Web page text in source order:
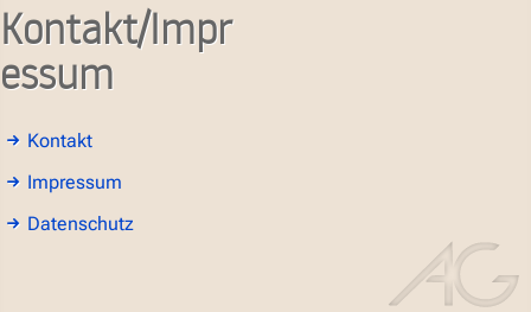
Kontakt/Impr
essum
Kontakt
Impressum
Datenschutz